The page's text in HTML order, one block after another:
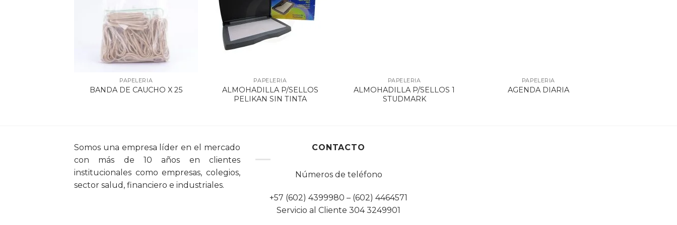
PAPELERIA
BANDA DE CAUCHO X 25
PAPELERIA
ALMOHADILLA P/SELLOS
PELIKAN SIN TINTA
PAPELERIA
ALMOHADILLA P/SELLOS 1
STUDMARK
PAPELERIA
AGENDA DIARIA
Somos una empresa líder en el mercado
con más de 10 años en clientes
institucionales como empresas, colegios,
sector salud, financiero e industriales.
CONTACTO
Números de teléfono
+57 (602) 4399980 – (602) 4464571
Servicio al Cliente 304 3249901